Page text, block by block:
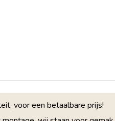
voor een betaalbare prijs!